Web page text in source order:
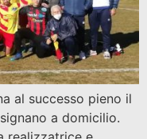
al successo pieno il
a domicilio.